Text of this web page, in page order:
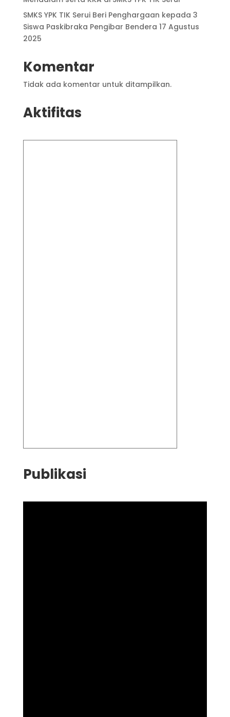
SMKS YPK TIK Serui Beri Penghargaan kepada 3
Siswa Paskibraka Pengibar Bendera 17 Agustus
2025
Komentar
Tidak ada komentar untuk ditampilkan.
Aktifitas
Publikasi